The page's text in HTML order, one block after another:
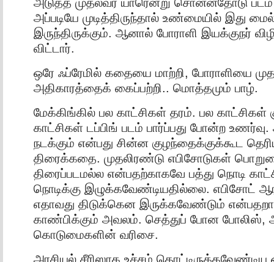
அப்படியே முடித்திருந்தால் உண்மையில் இது
இருந்திருக்கும். ஆனால் போராளி இயக்குநர்
விட்டார்.
ஒரே ஃப்ரேமில் கதையை மாற்றி, போராளியை
அதிகாரத்தைக் கைப்பற்றி.. மொத்தமும் பாழ்.
மேக்கிங்கில் பல காட்சிகள் தரம். பல
காட்சிகள் டப்பிங் படம் பார்ப்பது போன்ற
நடக்கும் என்பது சின்ன குழந்தைக்குக்கூட
திரைக்கதை. முதலிரண்டு எபிசோடுகள்
திரைப்படமல்ல என்பதற்காகவே பத்து நொடி
நொடிக்கு இழுக்கவேண்டியதில்லை. எபிசோட்
எதாவது திடுக்கென இருக்கவேண்டும்
காண்பிக்கும் அவலம். செத்துப் போன
கொடுமைகளின் வரிசை.
அரசியல் சீரிஸாக உச்சம் தொட்டிருக்கவேண்டிய